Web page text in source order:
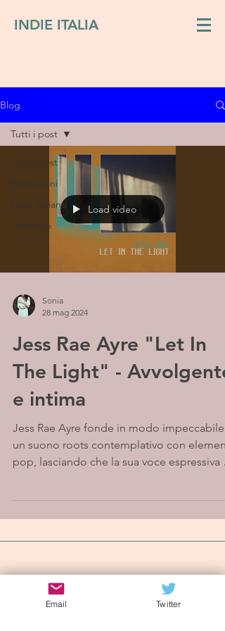
INDIE ITALIA
Blog
Tutti i post
Recensioni
Indie italiano
Interviste
Tutti i post
Load video
Sonia
28 mag 2024
Jess Rae Ayre "Let In
The Light" - Avvolgente
e intima
Jess Rae Ayre fonde in modo impeccabile
un suono roots contemplativo con
pop, lasciando che la sua voce espressiva e
Iscriviti alla mailing list
Email Twitter